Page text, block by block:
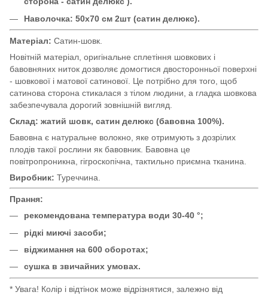
Наволочка: 50х70 см 2шт (сатин делюкс).
Матеріал: Сатин-шовк.
Новітній матеріал, оригінальне сплетіння шовкових і
бавовняних ниток дозволяє домогтися двосторонньої поверхні
- шовкової і матової сатинової. Це потрібно для того, щоб
сатинова сторона стикалася з тілом людини, а гладка шовкова
забезпечувала дорогий зовнішній вигляд.
Склад: жатий шовк, сатин делюкс (бавовна 100%).
Бавовна є натуральне волокно, яке отримують з дозрілих
плодів такої рослини як бавовник. Бавовна це
повітропроникна, гігроскопічна, тактильно приємна тканина.
Виробник: Туреччина.
Прання:
рекомендована температура води 30-40 °;
рідкі миючі засоби;
віджимання на 600 оборотах;
сушка в звичайних умовах.
* Увага! Колір і відтінок може відрізнятися, залежно від